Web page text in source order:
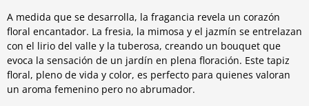
A medida que se desarrolla, la fragancia revela un corazón
floral encantador. La fresia, la mimosa y el jazmín se entrelazan
con el lirio del valle y la tuberosa, creando un bouquet que
evoca la sensación de un jardín en plena floración. Este tapiz
floral, pleno de vida y color, es perfecto para quienes valoran
un aroma femenino pero no abrumador.